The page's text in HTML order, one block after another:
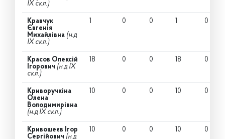
IX скл.)
Кравчук
Євгенія
Михайлівна (н.д
IX скл.)
1 0 0 1 0
Красов Олексій
Ігорович (н.д IX
скл.)
18 0 0 18 0
Криворучкіна
Олена
Володимирівна
(н.д IX скл.)
10 0 0 10 0
Кривошеєв Ігор
Сергійович (н.д
10 0 0 10 0